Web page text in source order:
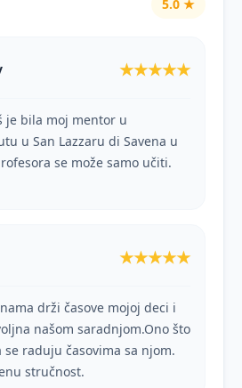
5.0 ★
★★★★★
je bila moj mentor u
u San Lazzaru di Savena u
se može samo učiti.
★★★★★
drži časove mojoj deci i
našom saradnjom.Ono što
se raduju časovima sa njom.
stručnost.